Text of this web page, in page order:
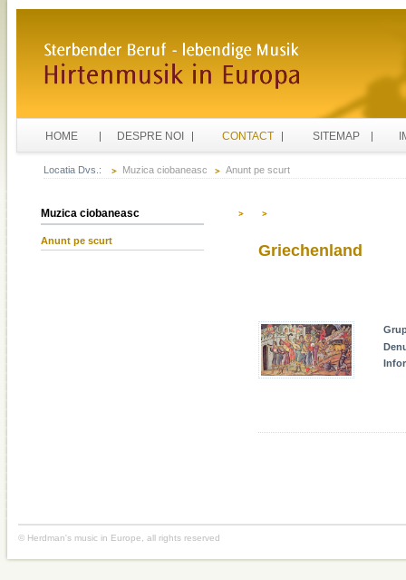
HOME DESPRE NOI CONTACT SITEMAP
Locatia Dvs.: Muzica ciobaneasc Anunt pe scurt
Muzica ciobaneasc
Anunt pe scurt
Griechenland
© Herdman's music in Europe, all rights reserved